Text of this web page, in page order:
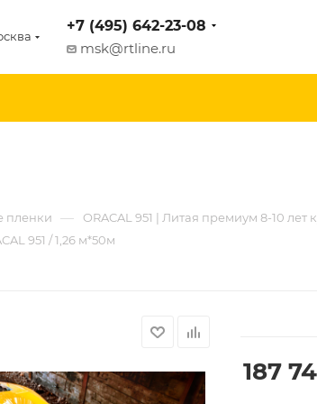
+7 (495) 642-23-08
msk@rtline.ru
пленки —
ORACAL 951 | Литая премиум 8-10 лет
951 / 1,26 м*50м
187